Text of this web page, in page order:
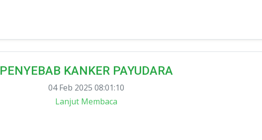
PENYEBAB KANKER PAYUDARA
04 Feb 2025 08:01:10
Lanjut Membaca